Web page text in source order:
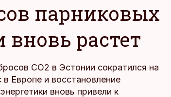
парниковых
вновь растет
CO2 в Эстонии сократился на
в Европе и восстановление
вновь привели к